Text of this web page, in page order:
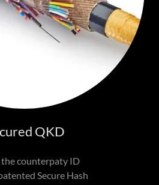
QKD
the counterpaty ID
Secure Hash